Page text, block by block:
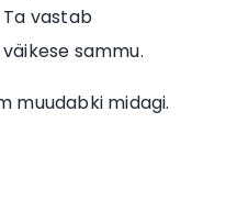
vastab
sammu.
muudabki midagi.